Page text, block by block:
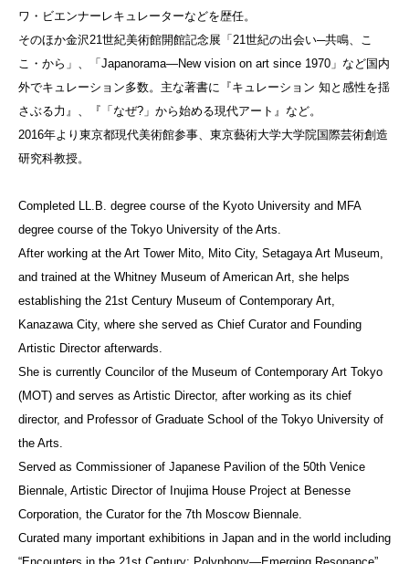
ワ・ビエンナーレキュレーターなどを歴任。
そのほか金沢21世紀美術館開館記念展「21世紀の出会い─共鳴、こ
こ・から」、「Japanorama—New vision on art since 1970」など国内
外でキュレーション多数。主な著書に『キュレーション 知と感性を揺
さぶる力』、『「なぜ?」から始める現代アート』など。
2016年より東京都現代美術館参事、東京藝術大学大学院国際芸術創造
研究科教授。
Completed LL.B. degree course of the Kyoto University and MFA
degree course of the Tokyo University of the Arts.
After working at the Art Tower Mito, Mito City, Setagaya Art Museum,
and trained at the Whitney Museum of American Art, she helps
establishing the 21st Century Museum of Contemporary Art,
Kanazawa City, where she served as Chief Curator and Founding
Artistic Director afterwards.
She is currently Councilor of the Museum of Contemporary Art Tokyo
(MOT) and serves as Artistic Director, after working as its chief
director, and Professor of Graduate School of the Tokyo University of
the Arts.
Served as Commissioner of Japanese Pavilion of the 50th Venice
Biennale, Artistic Director of Inujima House Project at Benesse
Corporation, the Curator for the 7th Moscow Biennale.
Curated many important exhibitions in Japan and in the world including